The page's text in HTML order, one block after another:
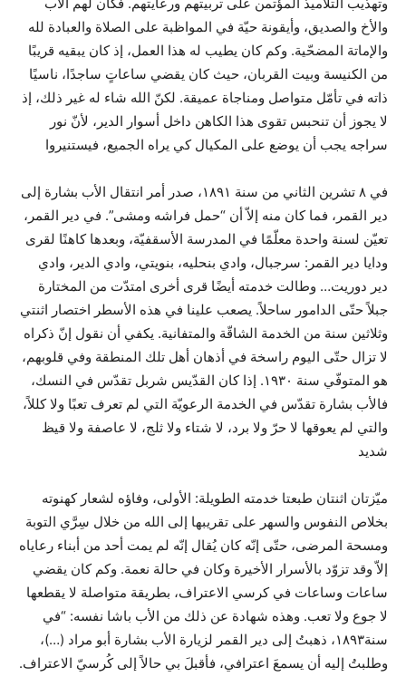
والأخ والصديق، وأيقونة حيّة في المواظبة على الصلاة والعبادة لله
والإماتة المضحّية. وكم كان يطيب له هذا العمل، إذ كان يبقيه قريبًا
من الكنيسة وبيت القربان، حيث كان يقضي ساعاتٍ ساجدًا، ناسيًا
ذاته في تأمّل متواصل ومناجاة عميقة. لكنّ الله شاء له غير ذلك، إذ
لا يجوز أن تنحبس تقوى هذا الكاهن داخل أسوار الدير، لأنّ نور
سراجه يجب أن يوضع على المكيال كي يراه الجميع، فيستنيروا
في ٨ تشرين الثاني من سنة ١٨٩١، صدر أمر انتقال الأب بشارة إلى
دير القمر، فما كان منه إلاّ أن “حمل فراشه ومشى”. في دير القمر،
تعيّن لسنة واحدة معلّمًا في المدرسة الأسقفيّة، وبعدها كاهنًا لقرى
ودايا دير القمر: سرجبال، وادي بنحليه، بنويتي، وادي الدير، وادي
دير دوريت… وطالت خدمته أيضًا قرى أخرى امتدّت من المختارة
جبلاً حتّى الدامور ساحلاً. يصعب علينا في هذه الأسطر اختصار اثنتي
وثلاثين سنة من الخدمة الشاقّة والمتفانية. يكفي أن نقول إنّ ذكراه
لا تزال حتّى اليوم راسخة في أذهان أهل تلك المنطقة وفي قلوبهم،
هو المتوفّي سنة ١٩٣٠. إذا كان القدّيس شربل تقدّس في النسك،
فالأب بشارة تقدّس في الخدمة الرعويّة التي لم تعرف تعبًا ولا كللاً،
والتي لم يعوقها لا حرّ ولا برد، لا شتاء ولا ثلج، لا عاصفة ولا قيظ
شديد
ميّزتان اثنتان طبعتا خدمته الطويلة: الأولى، وفاؤه لشعار كهنوته
بخلاص النفوس والسهر على تقريبها إلى الله من خلال سِرَّي التوبة
ومسحة المرضى، حتّى إنّه كان يُقال إنّه لم يمت أحد من أبناء رعاياه
إلاّ وقد تزوّد بالأسرار الأخيرة وكان في حالة نعمة. وكم كان يقضي
ساعات وساعات في كرسي الاعتراف، بطريقة متواصلة لا يقطعها
لا جوع ولا تعب. وهذه شهادة عن ذلك من الأب باشا نفسه: “في
سنة١٨٩٣، ذهبتُ إلى دير القمر لزيارة الأب بشارة أبو مراد (…)،
وطلبتُ إليه أن يسمعَ اعترافي، فأقبلَ بي حالاً إلى كُرسيّ الاعتراف.